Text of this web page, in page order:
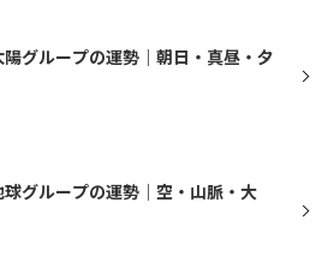
グループの運勢｜朝日・真昼・夕
グループの運勢｜空・山脈・大